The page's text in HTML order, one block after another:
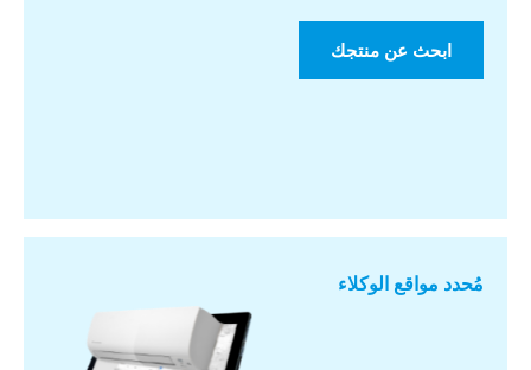
ابحث عن منتجك
مُحدد مواقع الوكلاء